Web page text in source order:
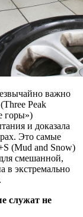
важно
Peak
горы»)
и доказала
Это самые
(Mud and Snow)
смешанной,
в экстремально
служат не